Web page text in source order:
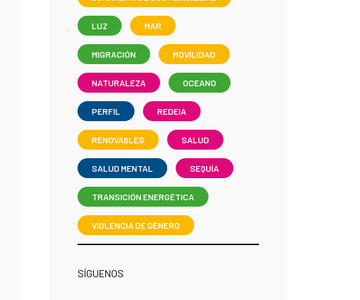
LUZ MAR
MIGRACIÓN MOVILIDAD
NATURALEZA OCEANO
PERFIL REDEIA
RENOVABLES SALUD
SALUD MENTAL SEQUÍA
TRANSICIÓN ENERGÉTICA
VIOLENCIA DE GÉNERO
SÍGUENOS